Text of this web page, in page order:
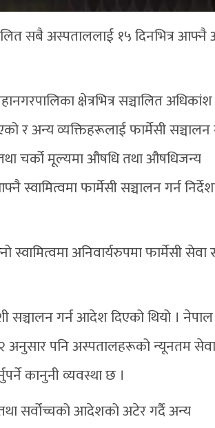
सबै अस्पताललाई १५ दिनभित्र
क्षेत्रभित्र सञ्चालित अधिकांश
र अन्य व्यक्तिहरूलाई फार्मेसी सञ्चालन
चर्को मूल्यमा औषधि तथा औषधिजन्य
स्वामित्वमा फार्मेसी सञ्चालन गर्न
अनिवार्यरुपमा फार्मेसी सेवा
गर्न आदेश दिएको थियो । नेपाल
अनुसार पनि अस्पतालहरूको न्यूनतम सेवा
कानुनी व्यवस्था छ ।
सर्वोच्चको आदेशको अटेर गर्दै अन्य